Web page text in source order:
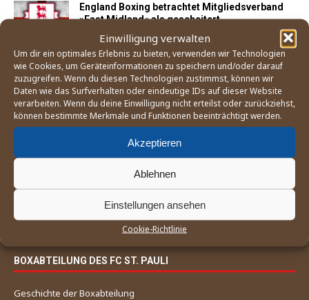
Einwilligung verwalten
Um dir ein optimales Erlebnis zu bieten, verwenden wir Technologien
wie Cookies, um Geräteinformationen zu speichern und/oder darauf
zuzugreifen. Wenn du diesen Technologien zustimmst, können wir
Daten wie das Surfverhalten oder eindeutige IDs auf dieser Website
verarbeiten. Wenn du deine Einwilligung nicht erteilst oder zurückziehst,
können bestimmte Merkmale und Funktionen beeinträchtigt werden.
Akzeptieren
Ablehnen
Einstellungen ansehen
Cookie-Richtlinie
England Boxing betrachtet Mitgliedsverband
»East Midland« als gescheitert
25. April 2026
Sohail Koofi und Anton Hedde kehren mit
Siegen in Buxtehude auf den Kiez zurück
29. März 2026
World Boxing nimmt Russland und
Weißrussland als Mitglieder auf
BOXABTEILUNG DES FC ST. PAULI
Geschichte der Boxabteilung